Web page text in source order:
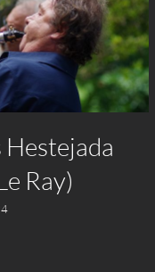
Hestejada
Ray)